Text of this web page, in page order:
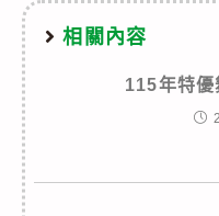
相關內容
115年特優